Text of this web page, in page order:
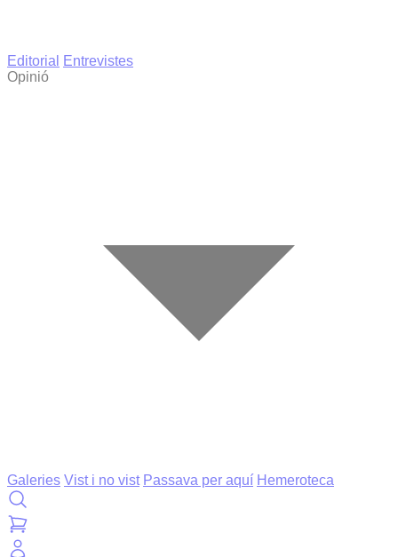
Editorial
Entrevistes
Opinió
Galeries Vist i no vist Passava per aquí Hemeroteca